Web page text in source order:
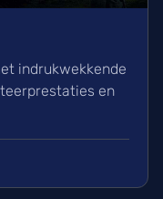
indrukwekkende
en